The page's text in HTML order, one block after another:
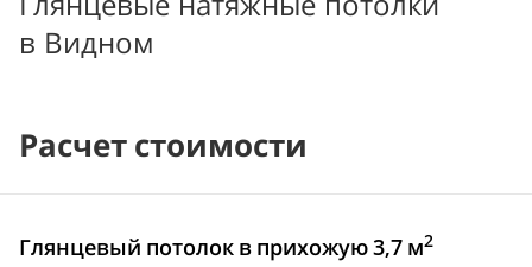
в Видном
Расчет стоимости
Глянцевый потолок в прихожую 3,7 м2